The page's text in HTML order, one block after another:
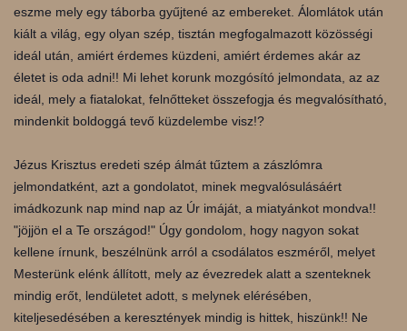
eszme mely egy táborba gyűjtené az embereket. Álomlátok után
kiált a világ, egy olyan szép, tisztán megfogalmazott közösségi
ideál után, amiért érdemes küzdeni, amiért érdemes akár az
életet is oda adni!! Mi lehet korunk mozgósító jelmondata, az az
ideál, mely a fiatalokat, felnőtteket összefogja és megvalósítható,
mindenkit boldoggá tevő küzdelembe visz!?
Jézus Krisztus eredeti szép álmát tűztem a zászlómra
jelmondatként, azt a gondolatot, minek megvalósulásáért
imádkozunk nap mind nap az Úr imáját, a miatyánkot mondva!!
"jöjjön el a Te országod!" Úgy gondolom, hogy nagyon sokat
kellene írnunk, beszélnünk arról a csodálatos eszméről, melyet
Mesterünk elénk állított, mely az évezredek alatt a szenteknek
mindig erőt, lendületet adott, s melynek elérésében,
kiteljesedésében a keresztények mindig is hittek, hiszünk!! Ne